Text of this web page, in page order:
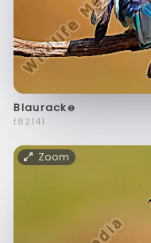
Blauracke
f82141
Zoom